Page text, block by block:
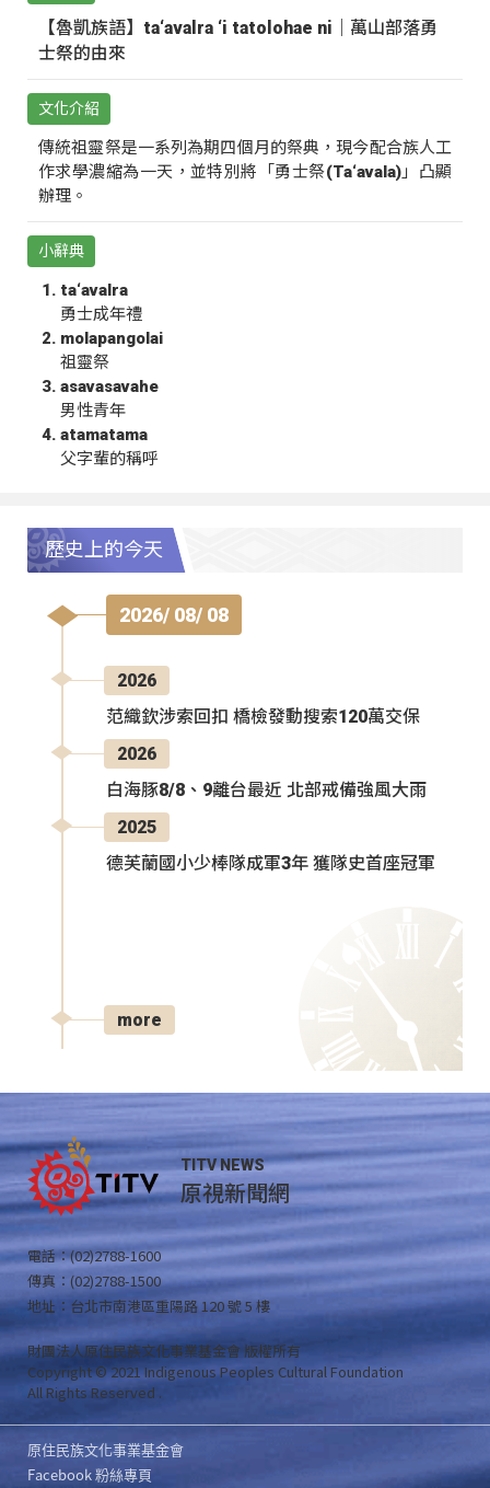
【魯凱族語】ta‘avalra ‘i tatolohae ni｜萬山部落勇
士祭的由來
文化介紹
傳統祖靈祭是一系列為期四個月的祭典，現今配合族人工
作求學濃縮為一天，並特別將「勇士祭(Ta‘avala)」凸顯
辦理。
小辭典
ta‘avalra
勇士成年禮
molapangolai
祖靈祭
asavasavahe
男性青年
atamatama
父字輩的稱呼
歷史上的今天
2026/ 08/ 08
2026
范織欽涉索回扣 橋檢發動搜索120萬交保
2026
白海豚8/8、9離台最近 北部戒備強風大雨
2025
德芙蘭國小少棒隊成軍3年 獲隊史首座冠軍
more
TITV NEWS
原視新聞網
電話：(02)2788-1600
傳真：(02)2788-1500
地址：台北市南港區重陽路 120 號 5 樓
財團法人原住民族文化事業基金會 版權所有
Copyright © 2021 Indigenous Peoples Cultural Foundation
All Rights Reserved .
原住民族文化事業基金會
Facebook 粉絲專頁